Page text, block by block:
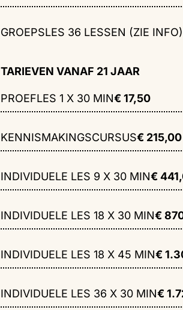
GROEPSLES 36 LESSEN (ZIE INFO)
TARIEVEN VANAF 21 JAAR
PROEFLES 1 X 30 MIN€ 17,50
KENNISMAKINGSCURSUS€ 215,00
INDIVIDUELE LES 9 X 30 MIN€
INDIVIDUELE LES 18 X 30 MIN€
INDIVIDUELE LES 18 X 45 MIN€
INDIVIDUELE LES 36 X 30 MIN€